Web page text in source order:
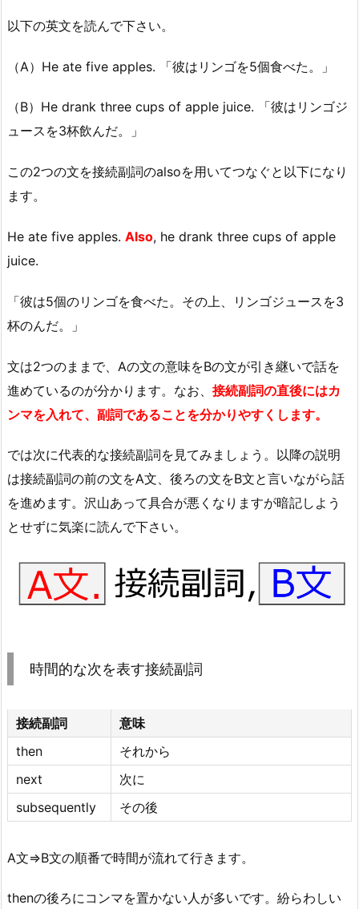
以下の英文を読んで下さい。
（A）He ate five apples. 「彼はリンゴを5個食べた。」
（B）He drank three cups of apple juice. 「彼はリンゴジ
ュースを3杯飲んだ。」
この2つの文を接続副詞のalsoを用いてつなぐと以下になり
ます。
He ate five apples. Also, he drank three cups of apple
juice.
「彼は5個のリンゴを食べた。その上、リンゴジュースを3
杯のんだ。」
文は2つのままで、Aの文の意味をBの文が引き継いで話を
進めているのが分かります。なお、 接続副詞の直後にはカ
ンマを入れて、副詞であることを分かりやすくします。
では次に代表的な接続副詞を見てみましょう。以降の説明
は接続副詞の前の文をA文、後ろの文をB文と言いながら話
を進めます。沢山あって具合が悪くなりますが暗記しよう
とせずに気楽に読んで下さい。
時間的な次を表す接続副詞
接続副詞
意味
then
それから
next
次に
subsequently
その後
A文⇒B文の順番で時間が流れて行きます。
thenの後ろにコンマを置かない人が多いです。紛らわしい